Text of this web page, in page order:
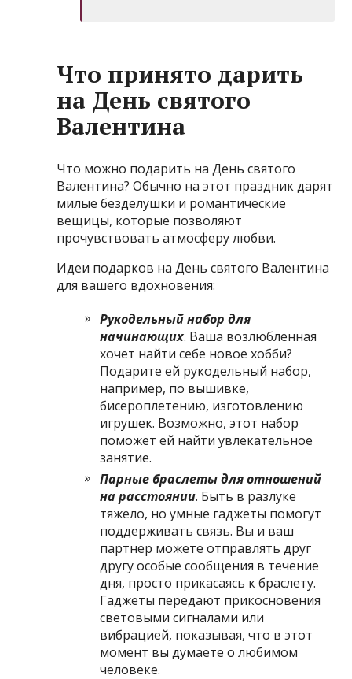
Что принято дарить
на День святого
Валентина
Что можно подарить на День святого
Валентина? Обычно на этот праздник дарят
милые безделушки и романтические
вещицы, которые позволяют
прочувствовать атмосферу любви.
Идеи подарков на День святого Валентина
для вашего вдохновения:
Рукодельный набор для
начинающих. Ваша возлюбленная
хочет найти себе новое хобби?
Подарите ей рукодельный набор,
например, по вышивке,
бисероплетению, изготовлению
игрушек. Возможно, этот набор
поможет ей найти увлекательное
занятие.
Парные браслеты для отношений
на расстоянии. Быть в разлуке
тяжело, но умные гаджеты помогут
поддерживать связь. Вы и ваш
партнер можете отправлять друг
другу особые сообщения в течение
дня, просто прикасаясь к браслету.
Гаджеты передают прикосновения
световыми сигналами или
вибрацией, показывая, что в этот
момент вы думаете о любимом
человеке.